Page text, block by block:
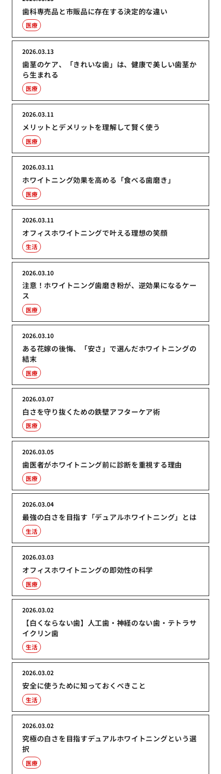
歯科専売品と市販品に存在する決定的な違い
医療
歯茎のケア、「きれいな歯」は、健康で美しい歯茎か
ら生まれる
2026.03.13
医療
メリットとデメリットを理解して賢く使う
2026.03.11
医療
ホワイトニング効果を高める「食べる歯磨き」
2026.03.11
医療
オフィスホワイトニングで叶える理想の笑顔
2026.03.11
生活
注意！ホワイトニング歯磨き粉が、逆効果になるケー
ス
2026.03.10
医療
ある花嫁の後悔、「安さ」で選んだホワイトニングの
結末
2026.03.10
医療
白さを守り抜くための鉄壁アフターケア術
2026.03.07
医療
歯医者がホワイトニング前に診断を重視する理由
2026.03.05
医療
最強の白さを目指す「デュアルホワイトニング」とは
2026.03.04
生活
オフィスホワイトニングの即効性の科学
2026.03.03
医療
【白くならない歯】人工歯・神経のない歯・テトラサ
イクリン歯
2026.03.02
生活
安全に使うために知っておくべきこと
2026.03.02
生活
究極の白さを目指すデュアルホワイトニングという選
択
2026.03.02
医療